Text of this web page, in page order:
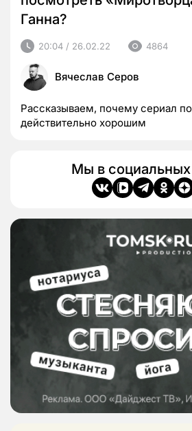
Ганна?
20:04 / 26.02.22 4864
Вячеслав Серов
Рассказываем, почему сериал
действительно хорошим
Мы в социальных